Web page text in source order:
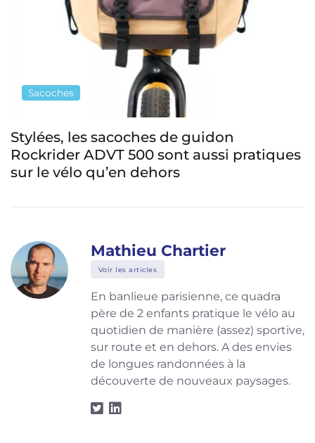
Sacoches
Thule InLock : un nouveau système
malin pour fixer ses sacoches vélo
Mathieu Chartier
Voir les articles
En banlieue parisienne, ce quadra
père de 2 enfants pratique le vélo au
quotidien de manière (assez) sportive,
sur route et en dehors. A des envies
de longues randonnées à la
découverte de nouveaux paysages.